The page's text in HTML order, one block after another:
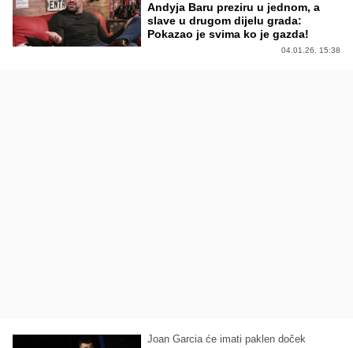
Andyja Baru preziru u jednom, a
slave u drugom dijelu grada:
Pokazao je svima ko je gazda!
04.01.26. 15:38
Joan Garcia će imati paklen doček